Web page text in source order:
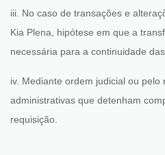
iii. No caso de transações e
Kia Plena, hipótese em que a
necessária para a continuidade
iv. Mediante ordem judicial ou
administrativas que detenham
requisição.